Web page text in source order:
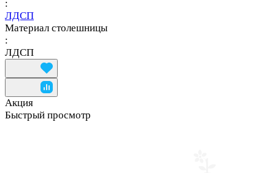
:
ЛДСП
Материал столешницы
:
ЛДСП
Акция
Быстрый просмотр